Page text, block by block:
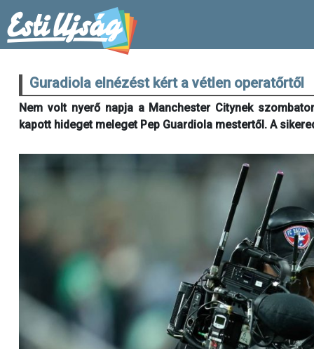
Guradiola elnézést kért a vétlen operatőrtől
Nem volt nyerő napja a Manchester Citynek
kapott hideget meleget Pep Guardiola mestertől. A